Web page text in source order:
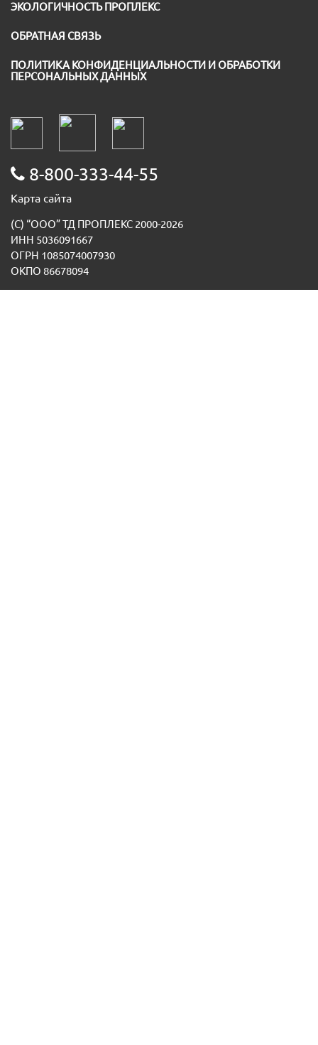
ЭКОЛОГИЧНОСТЬ ПРОПЛЕКС
ОБРАТНАЯ СВЯЗЬ
ПОЛИТИКА КОНФИДЕНЦИАЛЬНОСТИ И ОБРАБОТКИ
ПЕРСОНАЛЬНЫХ ДАННЫХ
8-800-333-44-55
Карта сайта
(С) “ООО” ТД ПРОПЛЕКС 2000-2026
ИНН 5036091667
ОГРН 1085074007930
ОКПО 86678094